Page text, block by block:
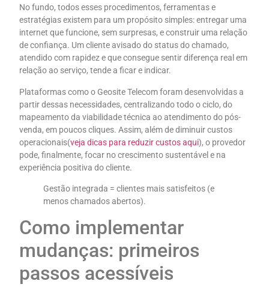
No fundo, todos esses procedimentos, ferramentas e
estratégias existem para um propósito simples: entregar uma
internet que funcione, sem surpresas, e construir uma relação
de confiança. Um cliente avisado do status do chamado,
atendido com rapidez e que consegue sentir diferença real em
relação ao serviço, tende a ficar e indicar.
Plataformas como o Geosite Telecom foram desenvolvidas a
partir dessas necessidades, centralizando todo o ciclo, do
mapeamento da viabilidade técnica ao atendimento do pós-
venda, em poucos cliques. Assim, além de diminuir custos
operacionais(veja dicas para reduzir custos aqui), o provedor
pode, finalmente, focar no crescimento sustentável e na
experiência positiva do cliente.
Gestão integrada = clientes mais satisfeitos (e
menos chamados abertos).
Como implementar
mudanças: primeiros
passos acessíveis